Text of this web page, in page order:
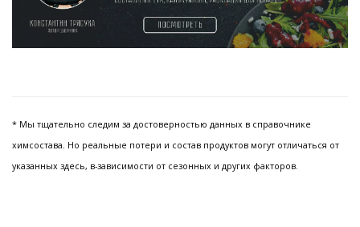
* Мы тщательно следим за достоверностью данных в справочнике
химсостава. Но реальные потери и состав продуктов могут отличаться от
указанных здесь, в-зависимости от сезонных и других факторов.